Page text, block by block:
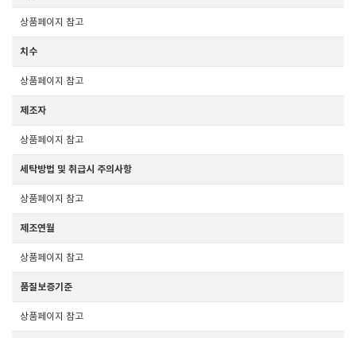
상품페이지 참고
치수
상품페이지 참고
제조자
상품페이지 참고
세탁방법 및 취급시 주의사항
상품페이지 참고
제조연월
상품페이지 참고
품질보증기준
상품페이지 참고